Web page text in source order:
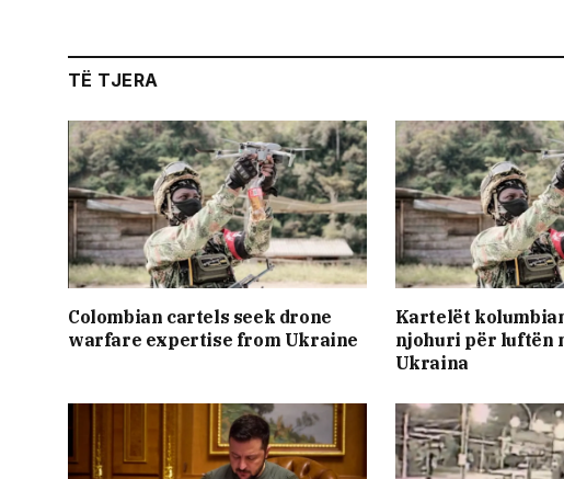
TË TJERA
Colombian cartels seek drone
warfare expertise from Ukraine
Kartelët
njohuri për luftën
Ukraina